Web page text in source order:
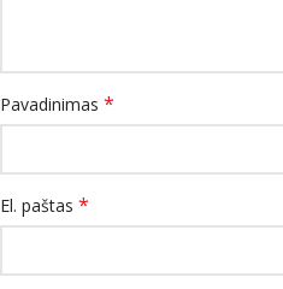
Pavadinimas *
El. paštas *